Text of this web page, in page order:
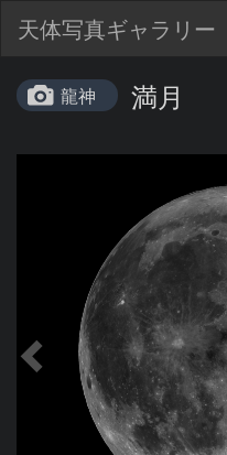
天体写真ギャラリー
龍神 満月